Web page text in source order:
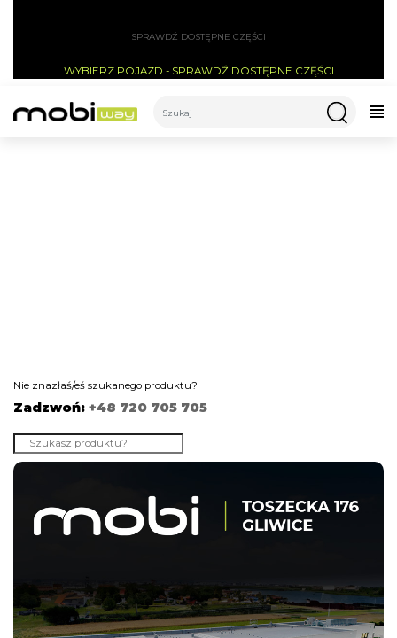
SPRAWDŹ DOSTĘPNE CZĘŚCI
WYBIERZ POJAZD - SPRAWDŹ DOSTĘPNE CZĘŚCI
CATEGORIES
Nie znazłaś/eś szukanego produktu?
Zadzwoń: +48 720 705 705